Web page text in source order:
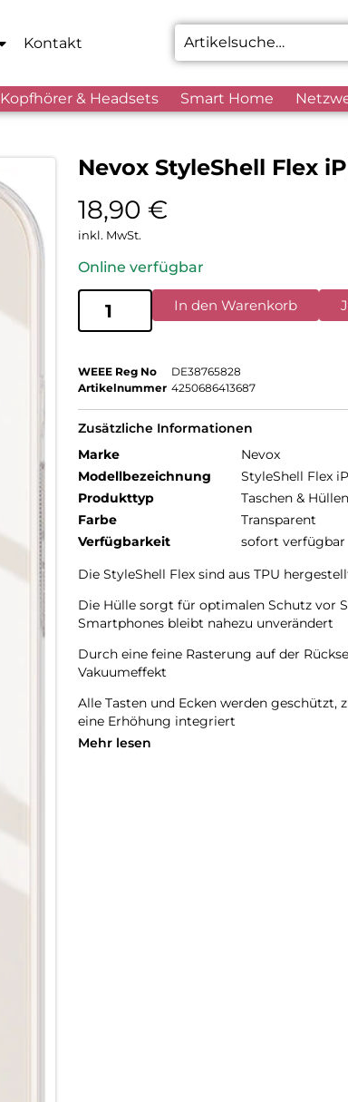
Kontakt
Kopfhörer & Headsets Smart Home
Nevox StyleShell Flex
18,90 €
inkl. MwSt.
Online verfügbar
In den Warenkorb
WEEE Reg No
DE38765828
Artikelnummer 4250686413687
Zusätzliche Informationen
Marke
Nevox
Modellbezeichnung
StyleShell Flex
Produkttyp
Taschen & Hüllen
Farbe
Transparent
Verfügbarkeit
sofort verfügbar
Die StyleShell Flex sind aus TPU
Die Hülle sorgt für optimalen Schutz vor
Smartphones bleibt nahezu unverändert
Durch eine feine Rasterung auf der
Vakuumeffekt
Alle Tasten und Ecken werden geschützt,
eine Erhöhung integriert
Mehr lesen